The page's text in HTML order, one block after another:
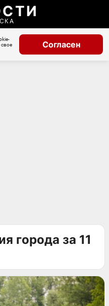
свое
Согласен
города за 11